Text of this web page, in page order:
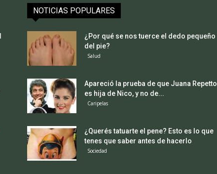
NOTICIAS POPULARES
¿Por qué se nos tuerce el dedo pequeño
del pie?
Salud
Apareció la prueba de que Juana Repetto
es hija de Nico, y no de...
Caripelas
¿Querés tatuarte el pene? Esto es lo que
tenes que saber antes de hacerlo
Sociedad